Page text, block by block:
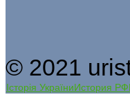
© 2021
Історія УкраїниИстория РФ